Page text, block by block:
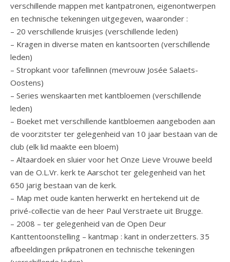
verschillende mappen met kantpatronen, eigenontwerpen
en technische tekeningen uitgegeven, waaronder :
– 20 verschillende kruisjes (verschillende leden)
– Kragen in diverse maten en kantsoorten (verschillende
leden)
– Stropkant voor tafellinnen (mevrouw Josée Salaets-
Oostens)
– Series wenskaarten met kantbloemen (verschillende
leden)
– Boeket met verschillende kantbloemen aangeboden aan
de voorzitster ter gelegenheid van 10 jaar bestaan van de
club (elk lid maakte een bloem)
– Altaardoek en sluier voor het Onze Lieve Vrouwe beeld
van de O.L.Vr. kerk te Aarschot ter gelegenheid van het
650 jarig bestaan van de kerk.
– Map met oude kanten herwerkt en hertekend uit de
privé-collectie van de heer Paul Verstraete uit Brugge.
– 2008 – ter gelegenheid van de Open Deur
Kanttentoonstelling – kantmap : kant in onderzetters. 35
afbeeldingen prikpatronen en technische tekeningen